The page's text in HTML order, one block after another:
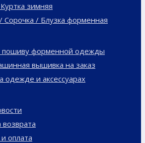
зимняя
Сорочка / Блузка форменная
пошиву форменной одежды
вышивка на заказ
одежде и аксессуарах
оплата